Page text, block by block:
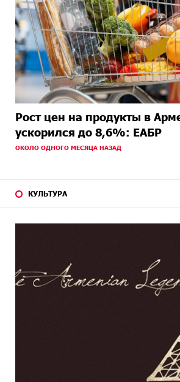
Рост цен на продукты в
ускорился до 8,6%: ЕАБР
ОКОЛО ОДНОГО МЕСЯЦА НАЗАД
КУЛЬТУРА